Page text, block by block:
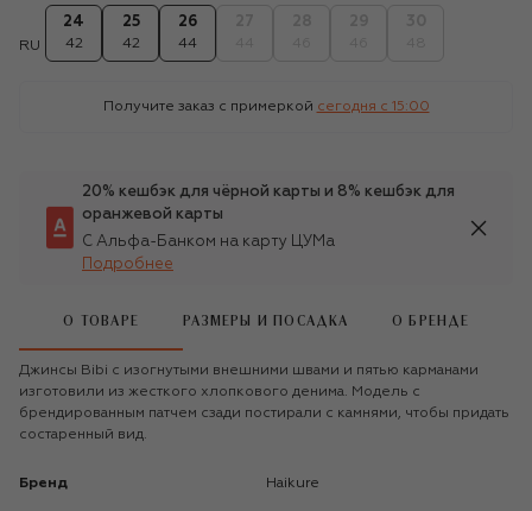
RU
24
42
25
42
26
44
Получите заказ с примеркой сегодня c 15:00
20% кешбэк для чёрной карты и 8% кешбэк для
оранжевой карты
С Альфа-Банком на карту ЦУМа
Подробнее
О ТОВАРЕ РАЗМЕРЫ И ПОСАДКА О БРЕНДЕ
Джинсы Bibi с изогнутыми внешними швами и пятью карманами
изготовили из жесткого хлопкового денима. Модель с
брендированным патчем сзади постирали с камнями, чтобы придать
состаренный вид.
Бренд Haikure